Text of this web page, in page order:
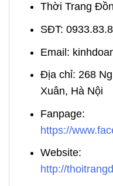
Thời Trang
SĐT:
Email:
Địa chỉ: 268
Xuân, Hà Nội
Fanpage:
https://
Website:
http://